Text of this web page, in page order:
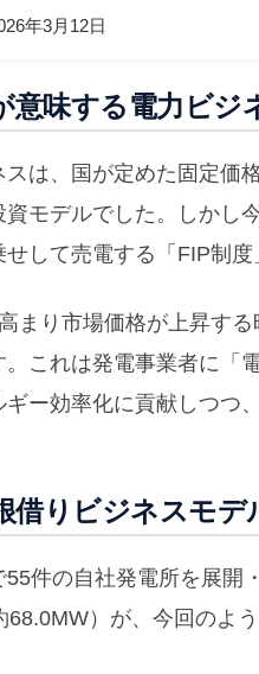
年3月12日
意味する電力ビジ
は、国が定めた固定価
モデルでした。しかし
して売電する「FIP制度
まり市場価格が上昇す
これは発電事業者に「
ー効率化に貢献しつつ
借りビジネスモデ
件の自社発電所を展開
）が、今回のよ